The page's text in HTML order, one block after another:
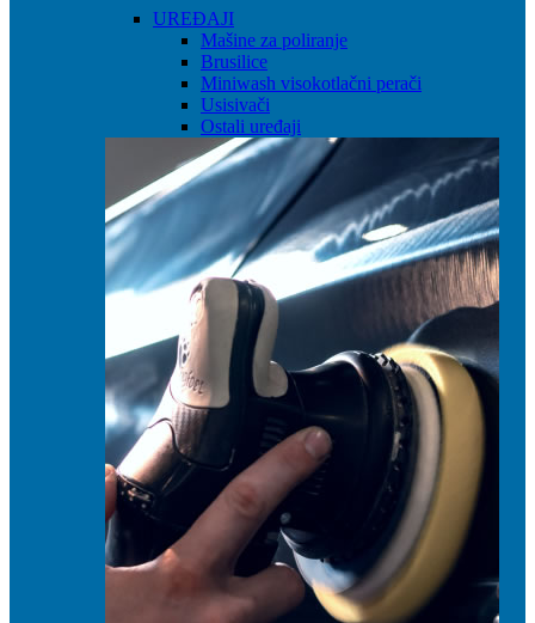
UREĐAJI
Mašine za poliranje
Brusilice
Miniwash visokotlačni perači
Usisivači
Ostali uređaji